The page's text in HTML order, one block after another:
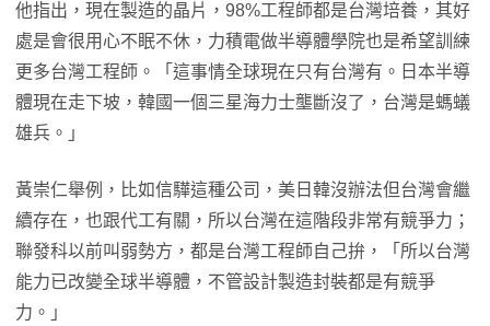
他指出，現在製造的晶片，98%工程師都是台灣培養，其好
處是會很用心不眠不休，力積電做半導體學院也是希望訓練
更多台灣工程師。「這事情全球現在只有台灣有。日本半導
體現在走下坡，韓國一個三星海力士壟斷沒了，台灣是螞蟻
雄兵。」
黃崇仁舉例，比如信驊這種公司，美日韓沒辦法但台灣會繼
續存在，也跟代工有關，所以台灣在這階段非常有競爭力；
聯發科以前叫弱勢方，都是台灣工程師自己拚，「所以台灣
能力已改變全球半導體，不管設計製造封裝都是有競爭
力。」